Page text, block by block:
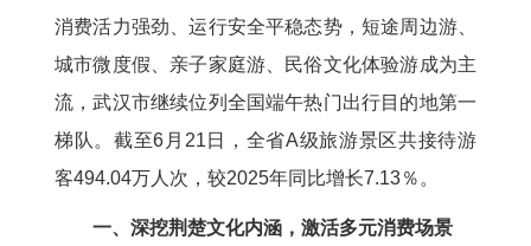
消费活力强劲、运行安全平稳态势，短途周边游、
城市微度假、亲子家庭游、民俗文化体验游成为主
流，武汉市继续位列全国端午热门出行目的地第一
梯队。截至6月21日，全省A级旅游景区共接待游
客494.04万人次，较2025年同比增长7.13％。
一、深挖荆楚文化内涵，激活多元消费场景